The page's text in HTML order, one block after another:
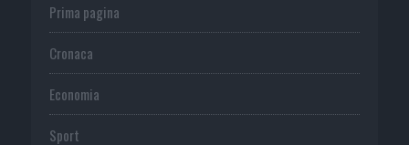
Prima pagina
Cronaca
Economia
Sport